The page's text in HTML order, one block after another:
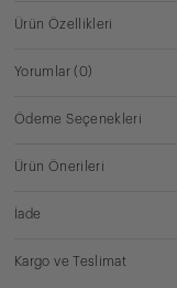
Ürün Özellikleri
Yorumlar(0)
Ödeme Seçenekleri
Ürün Önerileri
İade
Kargo ve Teslimat